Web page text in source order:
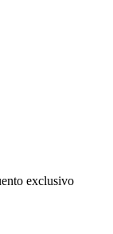
exclusivo